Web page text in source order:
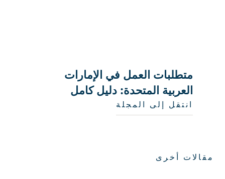
متطلبات العمل في الإمارات
العربية المتحدة: دليل كامل
انتقل إلى المجلة
مقالات أخرى